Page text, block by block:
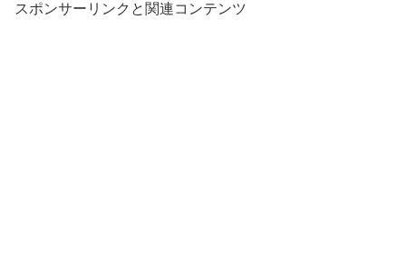
スポンサーリンクと関連コンテンツ